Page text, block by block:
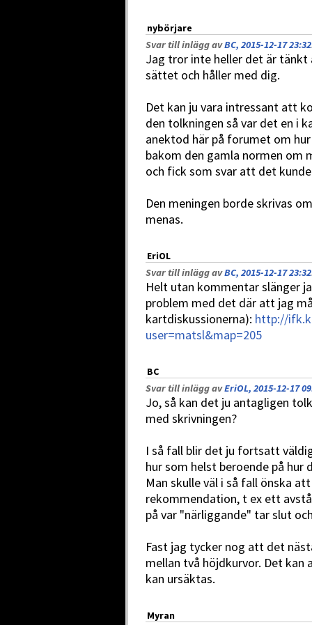
nybörjare
Svar till inlägg avBC, 2015-12-17 23:32
Jag tror inte heller det är
sättet och håller med dig.
Det kan ju vara intressant att
den tolkningen så var det en i
anektod här på forumet om
bakom den gamla normen om
och fick som svar att det
Den meningen borde skrivas
menas.
EriOL
Svar till inlägg avBC, 2015-12-17 23:32
Helt utan kommentar slänger
problem med det där att jag
kartdiskussionerna): http://
user=matsl&map=205
BC
Svar till inlägg avEriOL, 2015-12-17
Jo, så kan det ju antagligen
med skrivningen?
I så fall blir det ju fortsatt
hur som helst beroende på hur
Man skulle väl i så fall önska
rekommendation, t ex ett
på var "närliggande" tar slut
Fast jag tycker nog att det
mellan två höjdkurvor. Det
kan ursäktas.
Myran